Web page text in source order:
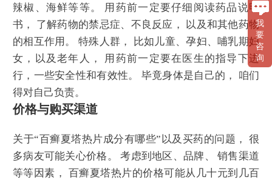
辣椒、海鲜等等。 用药前一定要仔细阅读药品说明
书， 了解药物的禁忌症、不良反应， 以及和其他药物
的相互作用。 特殊人群， 比如儿童、孕妇、哺乳期妇
女，以及老年人， 用药前一定要在医生的指导下进
行，一些安全性和有效性。 毕竟身体是自己的， 咱们
得对自己负责。
价格与购买渠道
关于“百癣夏塔热片成分有哪些”以及买药的问题， 很
多病友可能关心价格。 考虑到地区、品牌、 销售渠道
等等因素， 百癣夏塔热片的价格可能从几十元到几百
我
要
咨
询